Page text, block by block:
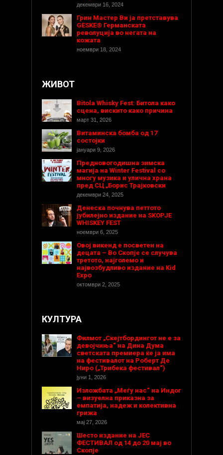
декември 16, 2024
Грин Мастер Ви ја претставува
GESKE® Германската
револуција во негата на
кожата
ноември 18, 2024
ЖИВОТ
Bitola Whisky Fest: Битола како
сцена, вискито како причина
март 31, 2026
Витаминска бомба од 17
состојки
јануари 9, 2026
Предновогодишнa зимска
магија на Winter Festival со
многу музика и улична храна
пред СЦ „Борис Трајковски
декември 24, 2025
Денеска почнува петтото
јубилејно издание на SKOPJE
WHISKEY FEST
ноември 6, 2025
Овој викенд е посветен на
децата – Во Скопје се случува
третото, најголемо и
највозбудливо издание на Kid
Expo
октомври 2, 2025
КУЛТУРА
Филмот „Скејтбордингот не е за
девојчиња“ на Дина Дума
светската премиера ќе ја има
на фестивалот на Роберт Де
Ниро („Трибека фестивал“)
јуни 1, 2026
Изложбата „Меѓу нас“ на Индог
– визуелна приказна за
емпатија, надеж и колективна
грижа
мај 27, 2026
Шесто издание на ЈЕС
ФЕСТИВАЛ од 14 до 20 мај во
Скопје